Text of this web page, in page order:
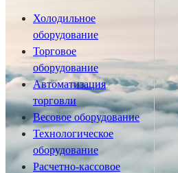
Холодильное
оборудование
Торговое
оборудование
Автоматизация
торговли
Весовое оборудование
Технологическое
оборудование
Расчетно-кассовое